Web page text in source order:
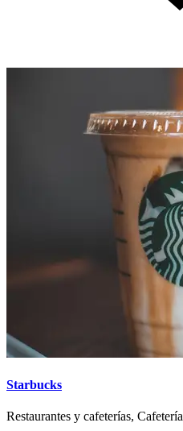
Starbucks
Restaurantes y cafeterías, Cafetería